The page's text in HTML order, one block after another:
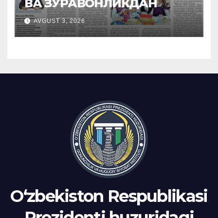
ВА ЗЎРАВОНЛИКДАН
AVGUST 3, 2026
Oʻzbekiston Respublikasi